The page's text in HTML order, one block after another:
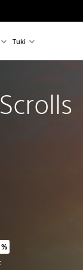
Tuki
hinnasta €19,95